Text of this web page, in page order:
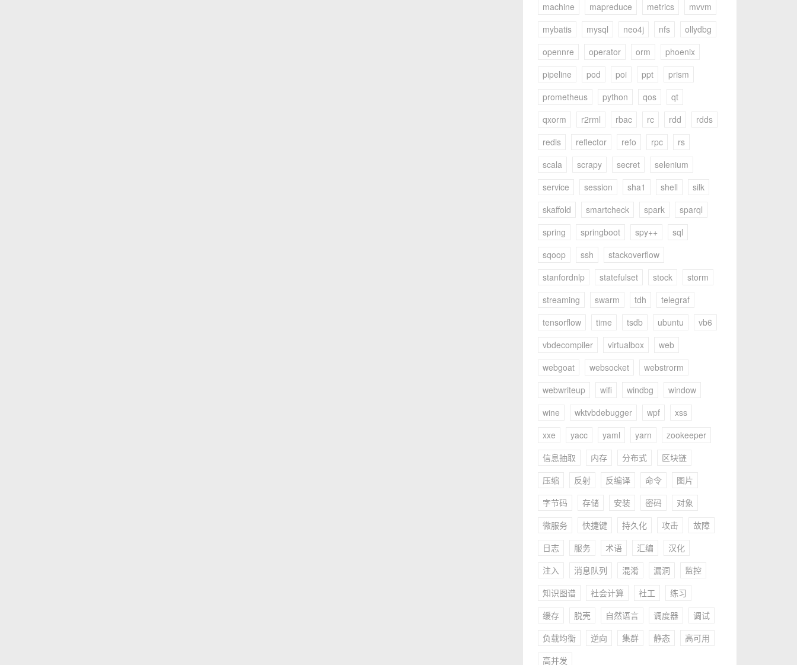
machine
mapreduce metrics
mvvm
mybatis
mysql neo4j nfs
ollydbg
opennre
operator orm
phoenix
pipeline
pod poi ppt
prism
prometheus
python qos
qt
qxorm
r2rml rbac rc rdd
rdds
redis
reflector refo rpc
rs
scala
scrapy secret
selenium
service
session sha1 shell
silk
skaffold
smartcheck spark
sparql
spring
springboot spy++
sql
sqoop
ssh
stackoverflow
stanfordnlp
statefulset stock
storm
streaming
swarm tdh
telegraf
tensorflow
time tsdb ubuntu
vb6
vbdecompiler
virtualbox
web
webgoat
websocket
webstrorm
webwriteup
wifi windbg
window
wine
wktvbdebugger wpf
xss
xxe
yacc yaml yarn
zookeeper
信息抽取
内存 分布式
区块链
压缩
反射 反编译 命令
图片
字节码
存储 安装 密码
对象
微服务
快捷键 持久化 攻击
故障
日志
服务 术语 汇编
汉化
注入
消息队列 混淆 漏洞
监控
知识图谱
社会计算 社工
练习
缓存
脱壳 自然语言 调度器
调试
负载均衡
逆向 集群 静态
高可用
高并发